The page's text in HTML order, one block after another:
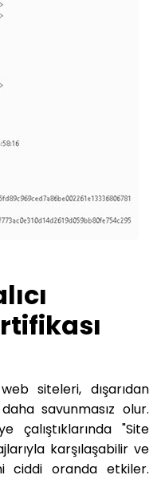
siteleri, dışarıdan
savunmasız olur.
çalıştıklarında "Site
karşılaşabilir ve
ciddi oranda etkiler.